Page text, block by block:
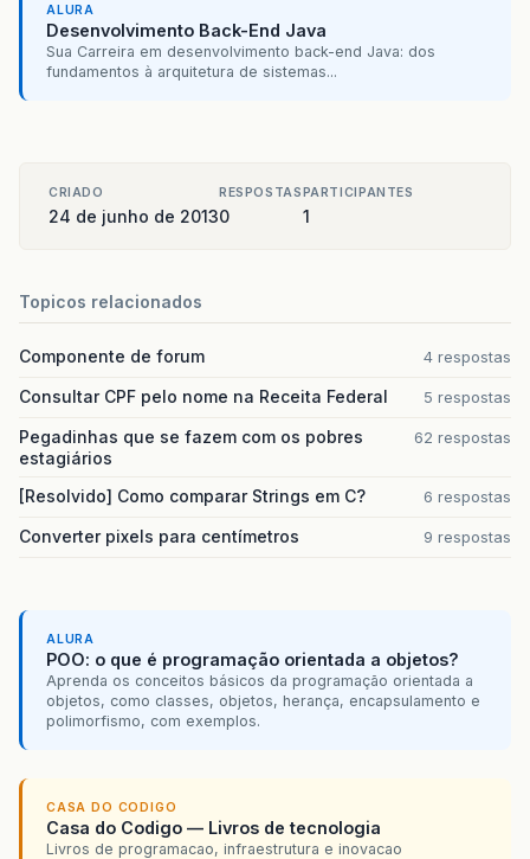
ALURA
Desenvolvimento Back-End Java
Sua Carreira em desenvolvimento back-end Java: dos
fundamentos à arquitetura de sistemas...
CRIADO
24 de junho de 2013
RESPOSTAS
0
PARTICIPANTES
1
Topicos relacionados
Componente de forum 4 respostas
Consultar CPF pelo nome na Receita Federal 5 respostas
Pegadinhas que se fazem com os pobres
estagiários
62 respostas
[Resolvido] Como comparar Strings em C? 6 respostas
Converter pixels para centímetros 9 respostas
ALURA
POO: o que é programação orientada a objetos?
Aprenda os conceitos básicos da programação orientada a
objetos, como classes, objetos, herança, encapsulamento e
polimorfismo, com exemplos.
CASA DO CODIGO
Casa do Codigo — Livros de tecnologia
Livros de programacao, infraestrutura e inovacao